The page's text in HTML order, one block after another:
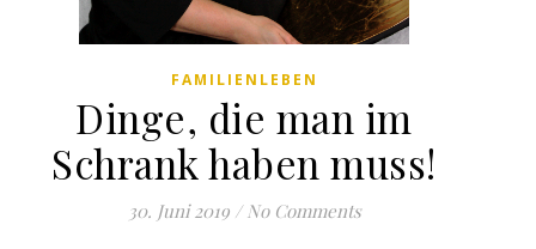
FAMILIENLEBEN
Dinge, die man im
Schrank haben muss!
30. Juni 2019 / No Comments